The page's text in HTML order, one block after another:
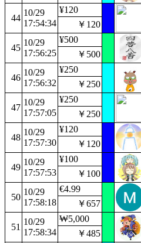
44
10/29
17:54:34
¥120
￥120
45
10/29
17:56:25
¥500
￥500
46
10/29
17:56:32
¥250
￥250
47
10/29
17:57:05
¥250
￥250
48
10/29
17:57:30
¥120
￥120
49
10/29
17:57:53
¥100
￥100
50
10/29
17:58:18
€4.99
￥657
51
10/29
17:58:34
₩5,000
￥485